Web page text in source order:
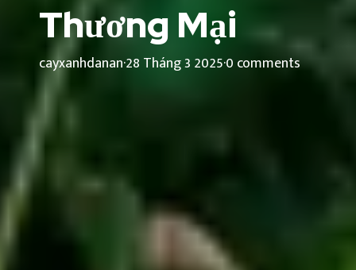
Thương Mại
cayxanhdanan·28 Tháng 3 2025·0 comments